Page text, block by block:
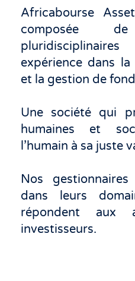
Africabourse
composée de
expérience dans
et la gestion de
Une société qui
humaines et
l’humain à sa juste
Nos
dans leurs
répondent aux
investisseurs.